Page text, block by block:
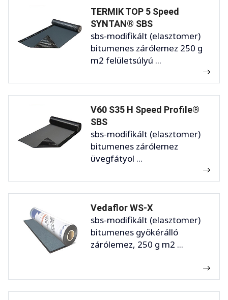
TERMIK TOP 5 Speed
SYNTAN® SBS
sbs-modifikált (elasztomer)
bitumenes zárólemez 250 g
m2 felületsúlyú ...
V60 S35 H Speed Profile®
SBS
sbs-modifikált (elasztomer)
bitumenes zárólemez
üvegfátyol ...
Vedaflor WS-X
sbs-modifikált (elasztomer)
bitumenes gyökérálló
zárólemez, 250 g m2 ...